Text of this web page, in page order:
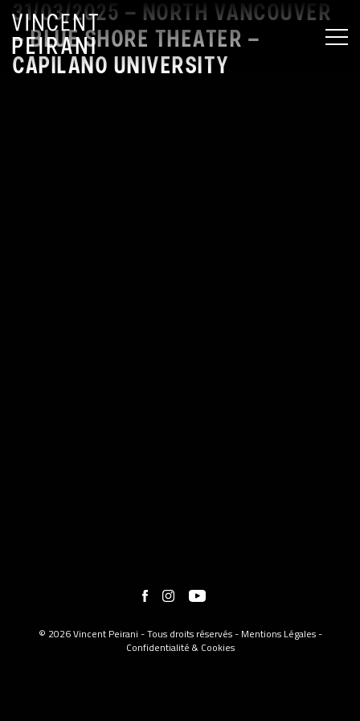
31/03/2025 – NORTH VANCOUVER
– BLUE SHORE THEATER –
CAPILANO UNIVERSITY
© 2026 Vincent Peirani - Tous droits réservés - Mentions Légales-
Confidentialité & Cookies